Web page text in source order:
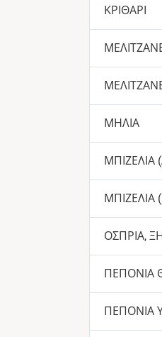
ΚΡΙΘΑΡΙ
ΜΗΛΙΑ
ΜΠΙΖΕΛΙΑ
ΜΠΙΖΕΛΙΑ
ΟΣΠΡΙΑ,
ΠΕΠΟΝΙΑ
ΠΕΠΟΝΙΑ